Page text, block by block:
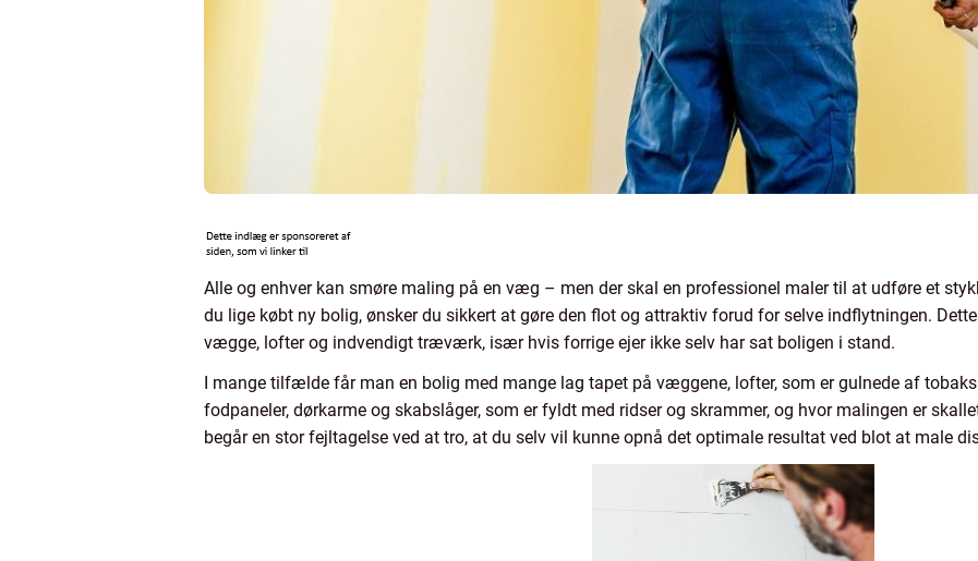
Alle og enhver kan smøre maling på en væg – men der skal en professionel maler til at udføre et
du lige købt ny bolig, ønsker du sikkert at gøre den flot og attraktiv forud for selve indflytningen.
vægge, lofter og indvendigt træværk, især hvis forrige ejer ikke selv har sat boligen i stand.
I mange tilfælde får man en bolig med mange lag tapet på væggene, lofter, som er gulnede af
fodpaneler, dørkarme og skabslåger, som er fyldt med ridser og skrammer, og hvor malingen er
begår en stor fejltagelse ved at tro, at du selv vil kunne opnå det optimale resultat ved blot at male